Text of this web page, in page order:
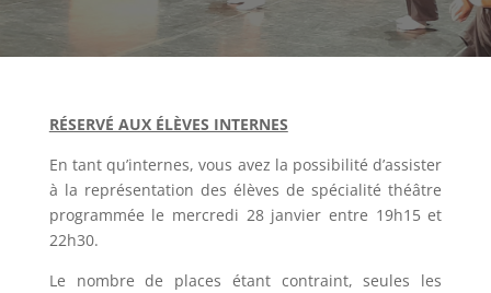
RÉSERVÉ AUX ÉLÈVES INTERNES
En tant qu’internes, vous avez la possibilité d’assister
à la représentation des élèves de spécialité théâtre
programmée le mercredi 28 janvier entre 19h15 et
22h30.
Le nombre de places étant contraint, seules les